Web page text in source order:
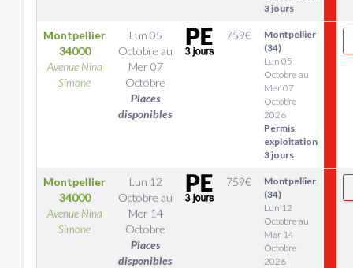
3 jours
Montpellier
34000
Avenue Nina
Simone
Lun 05
Octobre au
Mer 07
Octobre
Places
disponibles
759€
Montpellier
(34)
Lun 05
Octobre au
Mer 07
Octobre
2026
Permis
exploitation
3 jours
Montpellier
34000
Avenue Nina
Simone
Lun 12
Octobre au
Mer 14
Octobre
Places
disponibles
759€
Montpellier
(34)
Lun 12
Octobre au
Mer 14
Octobre
2026